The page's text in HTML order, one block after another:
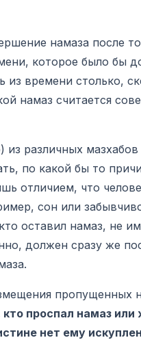
намаза после
которое было бы
из времени столько,
намаз считается
различных
по какой бы то
отличием, что
сон или
оставил намаз, не
должен сразу же
пропущенных
кто проспал намаз
нет ему